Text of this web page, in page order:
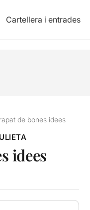
Cartellera i entrades
de bones idees
idees